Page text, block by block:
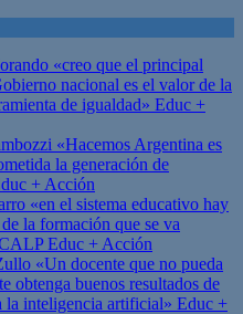
«creo que el principal
nacional es el valor de la
de igualdad» Educ +
«Hacemos Argentina es
la generación de
+ Acción
«en el sistema educativo hay
la formación que se va
Educ + Acción
«Un docente que no pueda
obtenga buenos resultados de
la inteligencia artificial» Educ +